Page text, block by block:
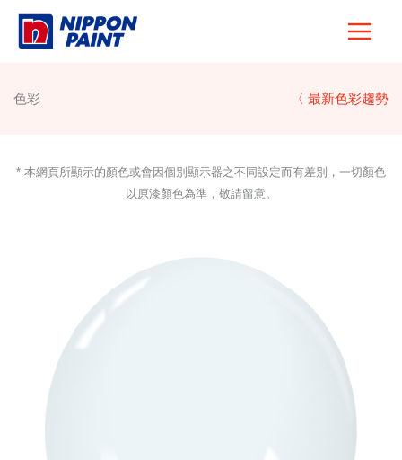
Skip
色彩 〈 最新色彩趨勢
* 本網頁所顯示的顏色或會因個別顯示器之不同設定而有差別，一切顏色
以原漆顏色為準，敬請留意。